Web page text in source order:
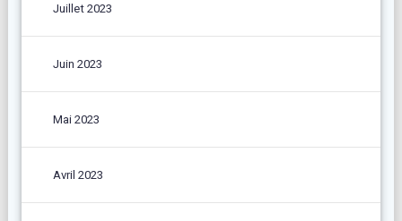
Juillet 2023
Juin 2023
Mai 2023
Avril 2023